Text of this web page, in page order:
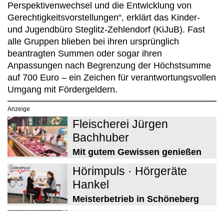
Perspektivenwechsel und die Entwicklung von
Gerechtigkeitsvorstellungen“, erklärt das Kinder-
und Jugendbüro Steglitz-Zehlendorf (KiJuB). Fast
alle Gruppen blieben bei ihren ursprünglich
beantragten Summen oder sogar ihren
Anpassungen nach Begrenzung der Höchstsumme
auf 700 Euro – ein Zeichen für verantwortungsvollen
Umgang mit Fördergeldern.
Anzeige
Fleischerei Jürgen
Bachhuber
Mit gutem Gewissen genießen
Hörimpuls · Hörgeräte
Hankel
Meisterbetrieb in Schöneberg